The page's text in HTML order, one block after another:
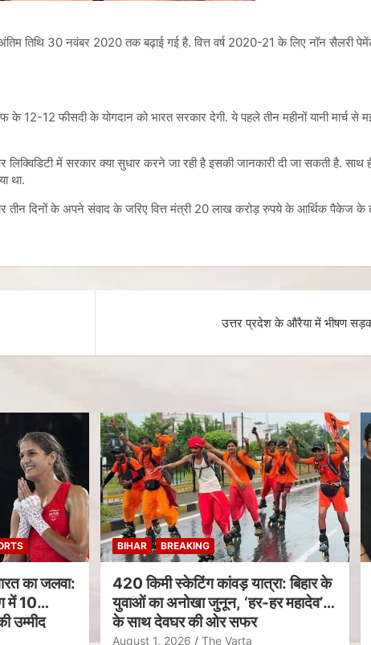
तिथि 30 नवंबर 2020 तक बढ़ाई गई है. वित्त वर्ष 2020-21 के लिए नॉन
के 12-12 फीसदी के योगदान को भारत सरकार देगी. ये पहले तीन महीनों यानी मार्च
में सरकार क्या सुधार करने जा रही है इसकी जानकारी दी जा सकती है. साथ
था.
तीन दिनों के अपने संवाद के जरिए वित्त मंत्री 20 लाख करोड़ रुपये के आर्थिक पैकेज के
उत्तर प्रदेश के औरैया में भीषण
का जलवा:
में 10
उम्मीद
BIHAR BREAKING
420 किमी स्केटिंग कांवड़ यात्रा: बिहार के
युवाओं का अनोखा जुनून, ‘हर-हर महादेव’
के साथ देवघर की ओर सफर
August 1, 2026 The Varta